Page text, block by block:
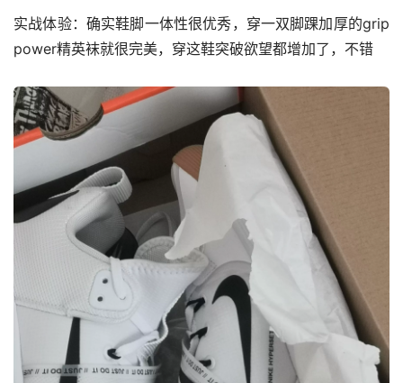
实战体验：确实鞋脚一体性很优秀，穿一双脚踝加厚的grip
power精英袜就很完美，穿这鞋突破欲望都增加了，不错